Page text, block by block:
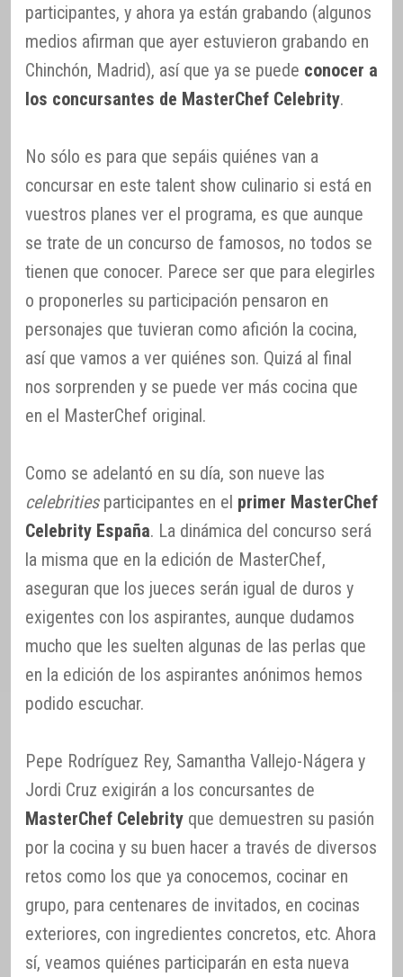
participantes, y ahora ya están grabando (algunos
medios afirman que ayer estuvieron grabando en
Chinchón, Madrid), así que ya se puede conocer a
los concursantes de MasterChef Celebrity.
No sólo es para que sepáis quiénes van a
concursar en este talent show culinario si está en
vuestros planes ver el programa, es que aunque
se trate de un concurso de famosos, no todos se
tienen que conocer. Parece ser que para elegirles
o proponerles su participación pensaron en
personajes que tuvieran como afición la cocina,
así que vamos a ver quiénes son. Quizá al final
nos sorprenden y se puede ver más cocina que
en el MasterChef original.
Como se adelantó en su día, son nueve las
celebritiesparticipantes en el primer MasterChef
Celebrity España. La dinámica del concurso será
la misma que en la edición de MasterChef,
aseguran que los jueces serán igual de duros y
exigentes con los aspirantes, aunque dudamos
mucho que les suelten algunas de las perlas que
en la edición de los aspirantes anónimos hemos
podido escuchar.
Pepe Rodríguez Rey, Samantha Vallejo-Nágera y
Jordi Cruz exigirán a los concursantes de
MasterChef Celebrity que demuestren su pasión
por la cocina y su buen hacer a través de diversos
retos como los que ya conocemos, cocinar en
grupo, para centenares de invitados, en cocinas
exteriores, con ingredientes concretos, etc. Ahora
sí, veamos quiénes participarán en esta nueva